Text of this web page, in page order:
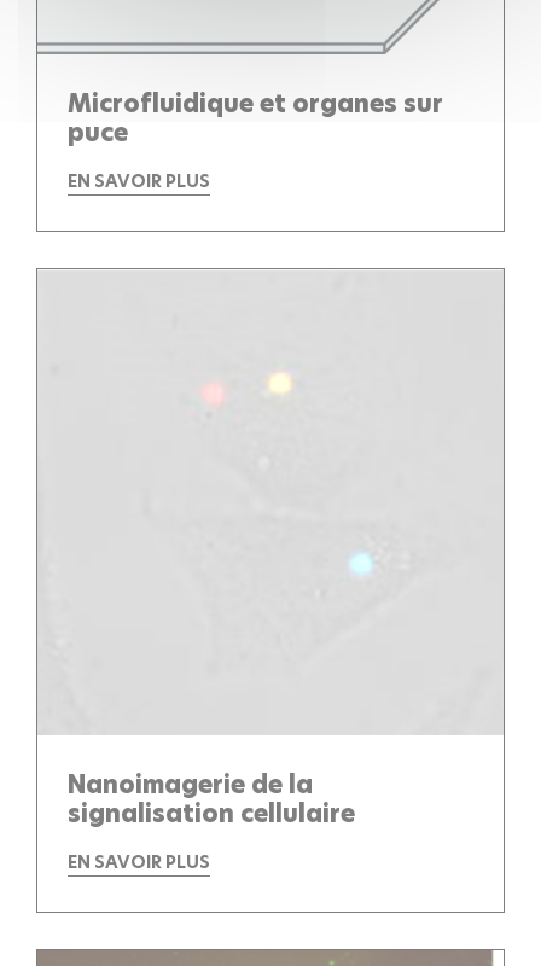
Microfluidique et organes sur
puce
EN SAVOIR PLUS
Nanoimagerie de la
signalisation cellulaire
EN SAVOIR PLUS